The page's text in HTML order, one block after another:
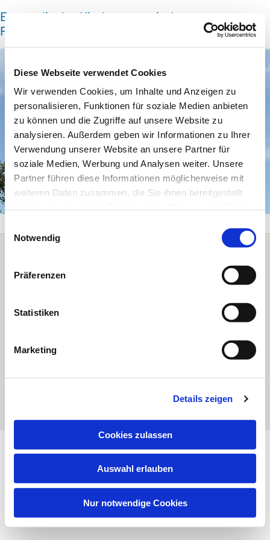
Diese Webseite verwendet Cookies
Wir verwenden Cookies, um Inhalte und Anzeigen zu
personalisieren, Funktionen für soziale Medien anbieten
zu können und die Zugriffe auf unsere Website zu
analysieren. Außerdem geben wir Informationen zu Ihrer
Verwendung unserer Website an unsere Partner für
soziale Medien, Werbung und Analysen weiter. Unsere
Partner führen diese Informationen möglicherweise mit
weiteren Daten zusammen, die Sie ihnen bereitgestellt
Notwendig
Präferenzen
Statistiken
Marketing
Details zeigen
Cookies zulassen
Auswahl erlauben
Nur notwendige Cookies
Evangelische Kirchengemeinde
Friedrichsdorf
Evangelische Kirchengemeinde
Friedrichsdorf
| Isselhorster Kirchplatz 13 | 33334 Gütersloh
Datenschutzerklärung